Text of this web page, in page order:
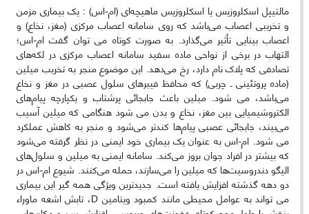
مالتیپل اسکلروزیس یا اسکلروزیس ماهیچه‌‎ای (ام-اس) : یک بیماری مزمن
و تخریبی اعصاب می‌باشد که روی سامانه اعصاب مرکزی (مغز، نخاع) و
اعصاب بینایی تأثیر می‌گذارد. به صورت کوتاه می توان گفت ام-اس؛
التهاب در برخی از نواحی ماده سفید سامانه اعصاب مرکزی در لکه‌های
تصادفی که پلاک نام دارد، رخ می‌دهد. این موضوع منجر به تخریب میلین
(ماده پروتئینی ـ چربی) که محافظ فیبرهای سلول عصبی در مغز و نخاع
می‌باشد، می شود. میلین باعث جابجائی پرشتاب و یکپارچه پیام‌های
الکتروشیمیایی بین مغز، نخاع و بدن می شود هنگامی که میلین آسیب
می‌بیند، جابجائی عصبی پیام‌ها کندتر می‌شود و منجر به کاهش عملکرد
می شود. ام-اس به عنوان یک بیماری خود ایمنی در نظر گرفته می‌شود
که بیشتر در افراد جوان بروز می‌کند. سامانه ایمنی به میلین و سلول‌های
الیگو دندروسیت‌ها که میلین را می‌سازند، حمله می‌کنند. شیوع ام-اس در
دو دهه گذشته افزایش یافته است. جدیدترین ویژگی همه گیر این بیماری
می تواند به عوامل محیطی مانند کمبود ویتامین D، تابش اشعه ماوراء